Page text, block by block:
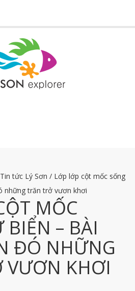
Tin tức Lý Sơn / Lớp lớp cột mốc sống
những trăn trở vươn khơi
MỐC
BIỂN – BÀI
ĐÓ NHỮNG
VƯƠN KHƠI